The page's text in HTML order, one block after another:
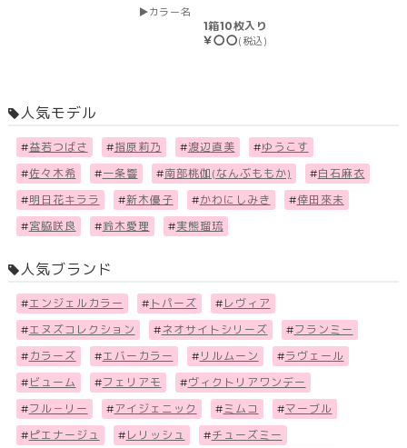
カラー名
1箱10枚入り
￥〇〇(税込)
人気モデル
#益若つばさ #指原莉乃 #渡辺直美 #ゆうこす
#佐々木希 #一条響 #南部桃伽(なんぶももか) #白石麻衣
#明日花キララ #新木優子 #かわにしみき #倖田來未
#宮脇咲良 #鈴木愛理 #実熊瑠琉
人気ブランド
#エンジェルカラー # トパーズ # レヴィア
#エヌズコレクション #ネオサイトシリーズ #フランミー
# カラーズ #エバーカラー # リルムーン #ラヴェール
# ビューム #フェリアモ #ヴィクトリアワンデー
#フル－リー #アイジェニック #ミムコ #マーブル
# ピエナージュ # レリッシュ #チューズミー